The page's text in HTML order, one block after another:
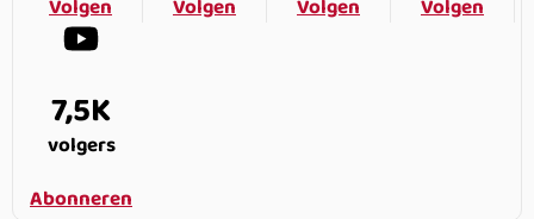
Volgen
Volgen
Volgen
Volgen
7,5K
volgers
Abonneren